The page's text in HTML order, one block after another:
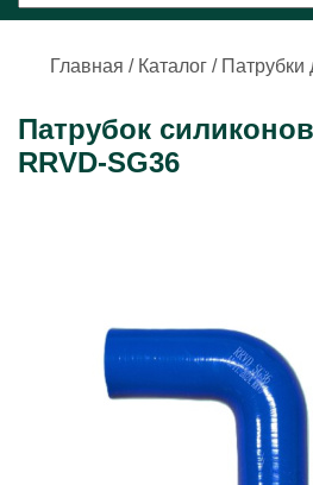
Главная / Каталог / Патрубки
Патрубок
RRVD-SG36